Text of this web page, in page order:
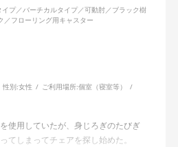
プ／バーチカルタイプ／可動肘／ブラック樹
／フローリング用キャスター
性別:女性 ご利用場所:個室（寝室等）
使用していたが、身じろぎのたびぎ
てしまってチェアを探し始めた。